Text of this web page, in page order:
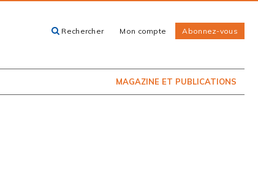
Rechercher Mon compte Abonnez-vous
MAGAZINE ET PUBLICATIONS
EN KIOSQUE